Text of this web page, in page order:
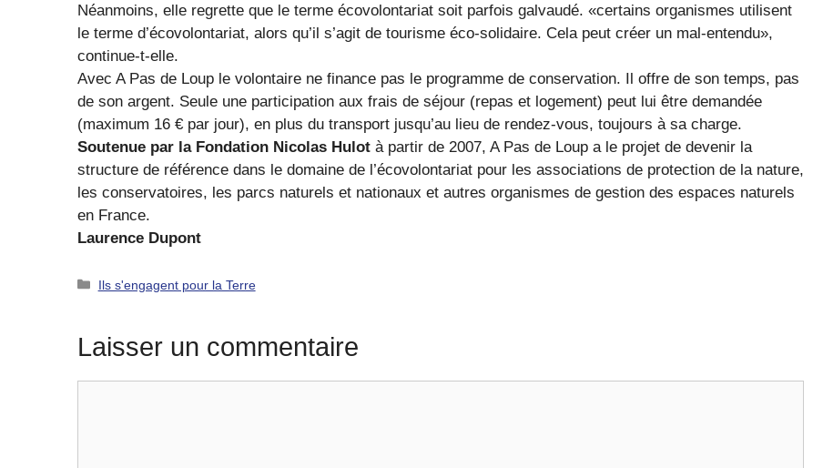
Néanmoins, elle regrette que le terme écovolontariat soit parfois galvaudé. «certains organismes utilisent
le terme d’écovolontariat, alors qu’il s’agit de tourisme éco-solidaire. Cela peut créer un mal-entendu»,
continue-t-elle.
Avec A Pas de Loup le volontaire ne finance pas le programme de conservation. Il offre de son temps, pas
de son argent. Seule une participation aux frais de séjour (repas et logement) peut lui être demandée
(maximum 16 € par jour), en plus du transport jusqu’au lieu de rendez-vous, toujours à sa charge.
Soutenue par la Fondation Nicolas Hulotà partir de 2007, A Pas de Loup a le projet de devenir la
structure de référence dans le domaine de l’écovolontariat pour les associations de protection de la nature,
les conservatoires, les parcs naturels et nationaux et autres organismes de gestion des espaces naturels
en France.
Laurence Dupont
Catégories
Ils s'engagent pour la Terre
Laisser un commentaire